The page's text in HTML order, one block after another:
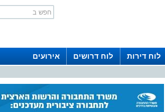
לוח דירות לוח דרושים אירועים